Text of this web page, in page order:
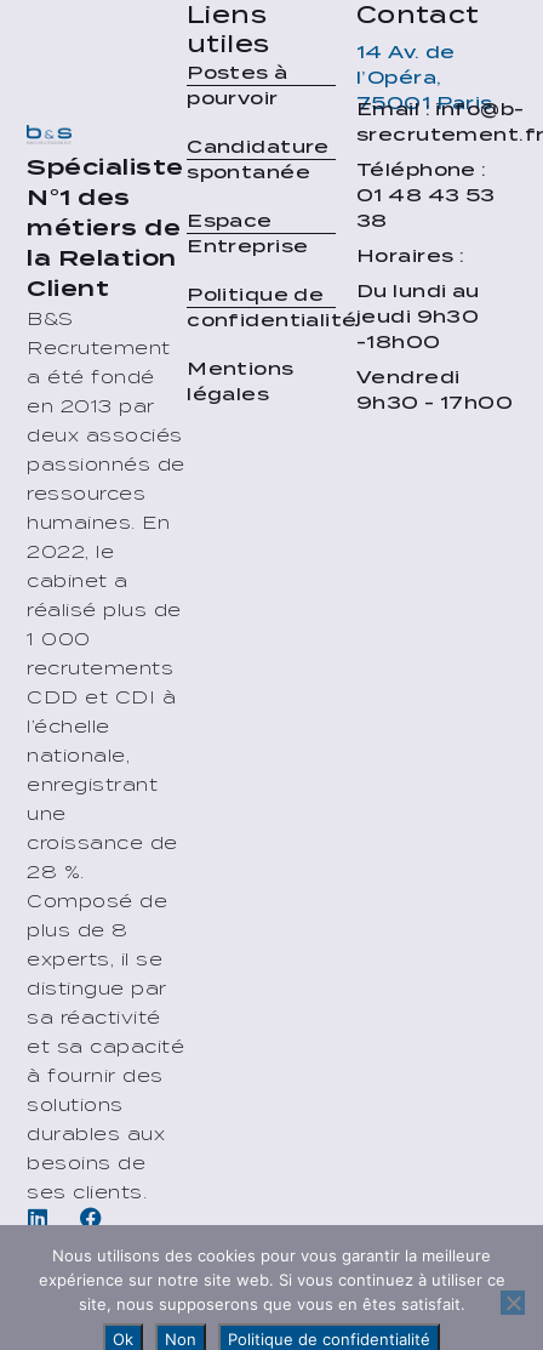
Spécialiste
N°1 des
métiers de
la Relation
Client
B&S
Recrutement
a été fondé
en 2013 par
deux associés
passionnés de
ressources
humaines. En
2022, le
cabinet a
réalisé plus de
1 000
recrutements
CDD et CDI à
l’échelle
nationale,
enregistrant
une
croissance de
28 %.
Composé de
plus de 8
experts, il se
distingue par
sa réactivité
et sa capacité
à fournir des
solutions
durables aux
besoins de
ses clients.
Liens
utiles
Postes à
pourvoir
Candidature
spontanée
Espace
Entreprise
Politique de
confidentialité
Mentions
légales
Contact
14 Av. de
l’Opéra,
75001 Paris
Email : info@b-
Téléphone :
01 48 43 53
38
Horaires :
Du lundi au
jeudi 9h30
-18h00
Vendredi
9h30 - 17h00
Nous utilisons des cookies pour vous garantir la meilleure
expérience sur notre site web. Si vous continuez à utiliser ce
site, nous supposerons que vous en êtes satisfait.
Ok
Non Politique de confidentialité